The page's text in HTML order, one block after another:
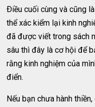
Ðiều cuối cùng và cũng
thể xác kiểm lại kinh
đã được viết trong sách
sâu thì đây là cơ hội để
rằng kinh nghiệm của
điển.
Nếu bạn chưa hành